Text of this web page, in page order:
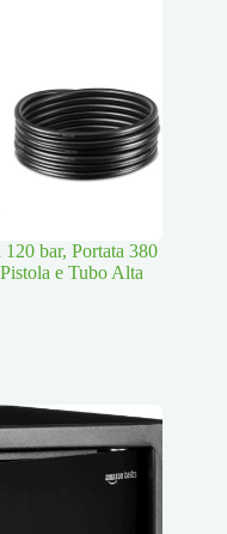
bar, Portata 380
e Tubo Alta